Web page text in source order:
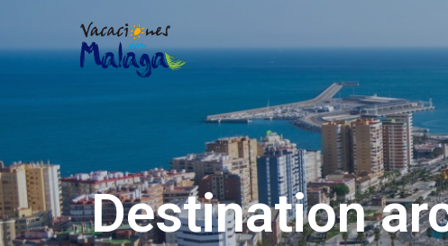
Destination